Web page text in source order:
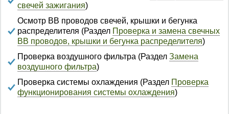
свечей зажигания)
Осмотр ВВ проводов свечей, крышки и бегунка
распределителя (Раздел Проверка и замена свечных
ВВ проводов, крышки и бегунка распределителя)
Проверка воздушного фильтра (Раздел Замена
воздушного фильтра)
Проверка системы охлаждения (Раздел Проверка
функционирования системы охлаждения)